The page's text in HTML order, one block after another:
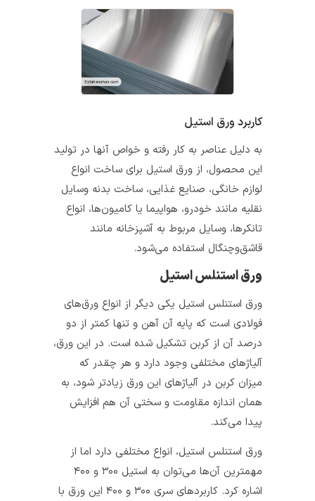
کاربرد ورق استیل
به دلیل عناصر به کار رفته و خواص آنها در تولید
این محصول، از ورق استیل برای ساخت انواع
لوازم خانگی، صنایع غذایی، ساخت بدنه وسایل
نقلیه مانند خودرو، هواپیما یا کامیون‌ها، انواع
تانکرها، وسایل مربوط به آشپزخانه مانند
قاشق‌وچنگال استفاده می‌شود.
ورق استنلس استیل
ورق استنلس استیل یکی دیگر از انواع ورق‌های
فولادی است که پایه آن آهن و تنها کمتر از دو
درصد آن از کربن تشکیل شده است. در این ورق،
آلیاژهای مختلفی وجود دارد و هر چقدر که
میزان کربن در آلیاژهای این ورق زیادتر شود، به
همان اندازه مقاومت و سختی آن هم افزایش
پیدا می‌کند.
ورق استنلس استیل، انواع مختلفی دارد اما از
مهمترین آن‌ها می‌توان به استیل ۳۰۰ و ۴۰۰
اشاره کرد. کاربردهای سری ۳۰۰ و ۴۰۰ این ورق با